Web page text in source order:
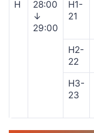
H
28:00
↓
29:00
H1-
21
H2-
22
H3-
23